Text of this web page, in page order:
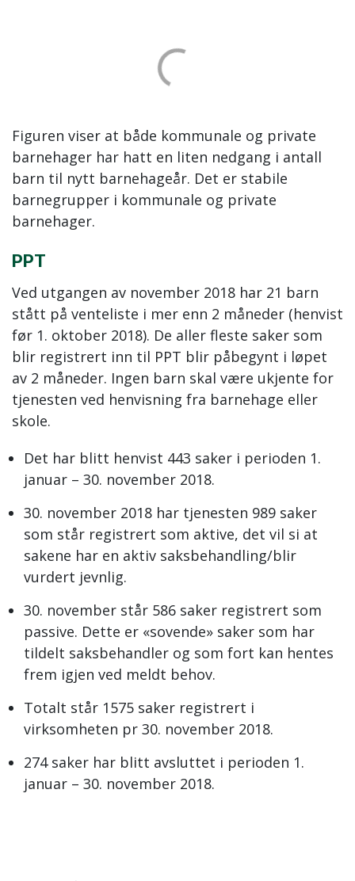
Figuren viser at både kommunale og private
barnehager har hatt en liten nedgang i antall
barn til nytt barnehageår. Det er stabile
barnegrupper i kommunale og private
barnehager.
PPT
Ved utgangen av november 2018 har 21 barn
stått på venteliste i mer enn 2 måneder (henvist
før 1. oktober 2018). De aller fleste saker som
blir registrert inn til PPT blir påbegynt i løpet
av 2 måneder. Ingen barn skal være ukjente for
tjenesten ved henvisning fra barnehage eller
skole.
Det har blitt henvist 443 saker i perioden 1.
januar – 30. november 2018.
30. november 2018 har tjenesten 989 saker
som står registrert som aktive, det vil si at
sakene har en aktiv saksbehandling/blir
vurdert jevnlig.
30. november står 586 saker registrert som
passive. Dette er «sovende» saker som har
tildelt saksbehandler og som fort kan hentes
frem igjen ved meldt behov.
Totalt står 1575 saker registrert i
virksomheten pr 30. november 2018.
274 saker har blitt avsluttet i perioden 1.
januar – 30. november 2018.